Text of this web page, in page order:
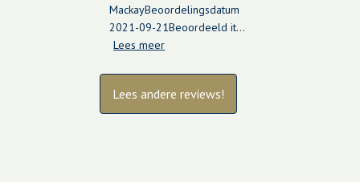
MackayBeoordelingsdatum
2021-09-21Beoordeeld it…
Lees meer
Lees andere reviews!